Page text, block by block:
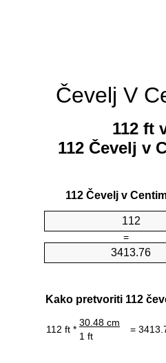
Čevelj V
112 ft
112 Čevelj v
112 Čevelj v
=
Kako pretvoriti 112
112 ft *
30.48 cm
=
1 ft